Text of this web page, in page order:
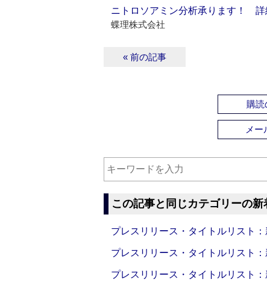
ニトロソアミン分析承ります！ 詳
蝶理株式会社
« 前の記事
購読
メー
この記事と同じカテゴリーの新
プレスリリース・タイトルリスト
プレスリリース・タイトルリスト
プレスリリース・タイトルリスト